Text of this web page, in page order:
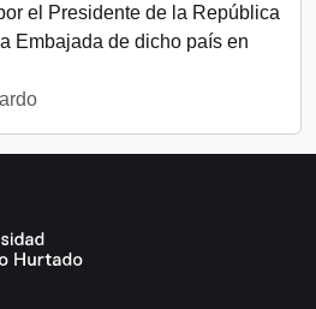
el Presidente de la República
Embajada de dicho país en